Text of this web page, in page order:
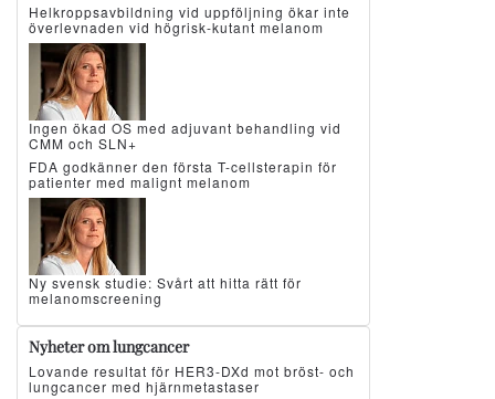
Helkroppsavbildning vid uppföljning ökar inte
överlevnaden vid högrisk-kutant melanom
Ingen ökad OS med adjuvant behandling vid
CMM och SLN+
FDA godkänner den första T-cellsterapin för
patienter med malignt melanom
Ny svensk studie: Svårt att hitta rätt för
melanomscreening
Nyheter om lungcancer
Lovande resultat för HER3-DXd mot bröst- och
lungcancer med hjärnmetastaser